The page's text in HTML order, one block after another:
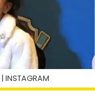
| INSTAGRAM